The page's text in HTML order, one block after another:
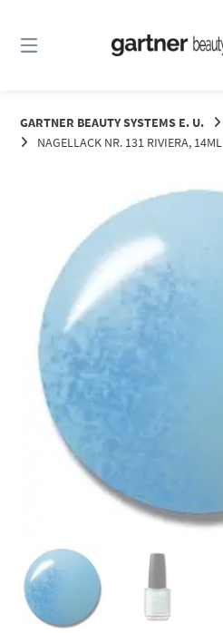
Inhalt
GARTNER BEAUTY SYSTEMS E. U.
NAGELLACK NR. 131 RIVIERA, 14ML